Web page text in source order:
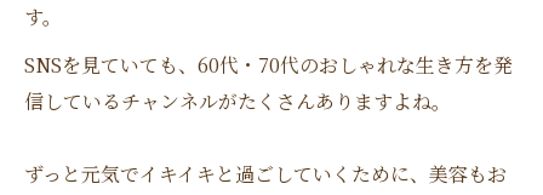
す。
SNSを見ていても、60代・70代のおしゃれな生き方を発
信しているチャンネルがたくさんありますよね。
ずっと元気でイキイキと過ごしていくために、美容もお